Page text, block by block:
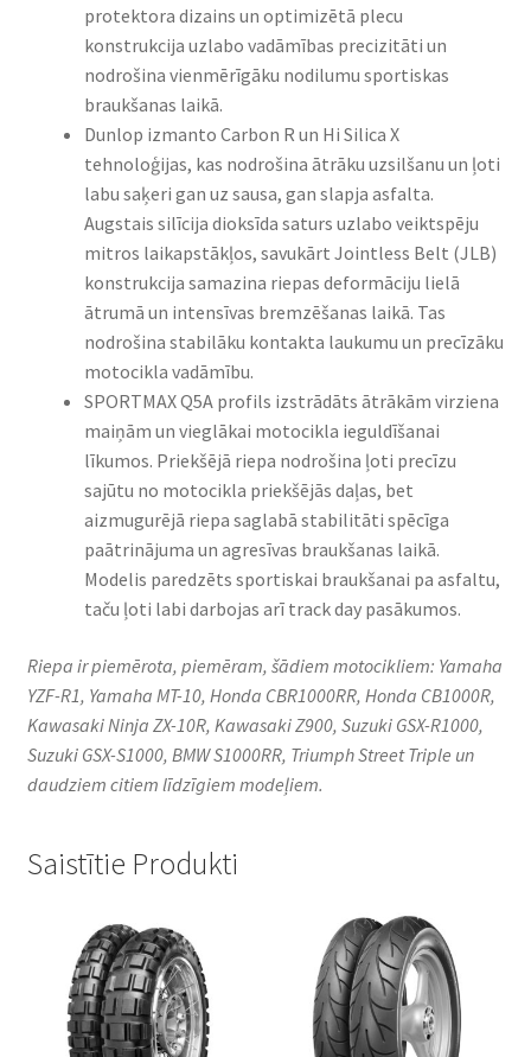
protektora dizains un optimizētā plecu
konstrukcija uzlabo vadāmības precizitāti un
nodrošina vienmērīgāku nodilumu sportiskas
braukšanas laikā.
Dunlop izmanto Carbon R un Hi Silica X
tehnoloģijas, kas nodrošina ātrāku uzsilšanu un ļoti
labu saķeri gan uz sausa, gan slapja asfalta.
Augstais silīcija dioksīda saturs uzlabo veiktspēju
mitros laikapstākļos, savukārt Jointless Belt (JLB)
konstrukcija samazina riepas deformāciju lielā
ātrumā un intensīvas bremzēšanas laikā. Tas
nodrošina stabilāku kontakta laukumu un precīzāku
motocikla vadāmību.
SPORTMAX Q5A profils izstrādāts ātrākām virziena
maiņām un vieglākai motocikla ieguldīšanai
līkumos. Priekšējā riepa nodrošina ļoti precīzu
sajūtu no motocikla priekšējās daļas, bet
aizmugurējā riepa saglabā stabilitāti spēcīga
paātrinājuma un agresīvas braukšanas laikā.
Modelis paredzēts sportiskai braukšanai pa asfaltu,
taču ļoti labi darbojas arī track day pasākumos.
Riepa ir piemērota, piemēram, šādiem motocikliem: Yamaha
YZF-R1, Yamaha MT-10, Honda CBR1000RR, Honda CB1000R,
Kawasaki Ninja ZX-10R, Kawasaki Z900, Suzuki GSX-R1000,
Suzuki GSX-S1000, BMW S1000RR, Triumph Street Triple un
daudziem citiem līdzīgiem modeļiem.
Saistītie Produkti